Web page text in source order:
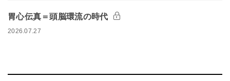
胃心伝真＝頭脳環流の時代
2026.07.27